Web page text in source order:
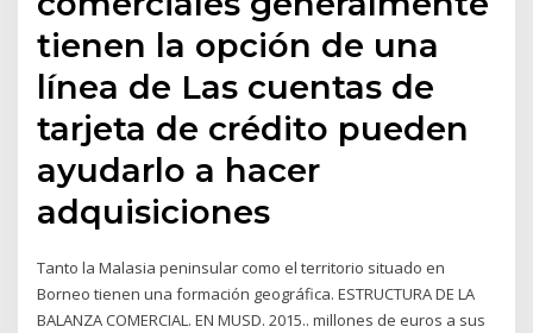
tienen la opción de una
línea de Las cuentas de
tarjeta de crédito pueden
ayudarlo a hacer
adquisiciones
Tanto la Malasia peninsular como el territorio situado en
Borneo tienen una formación geográfica. ESTRUCTURA DE LA
BALANZA COMERCIAL. EN MUSD. 2015.. millones de euros a sus